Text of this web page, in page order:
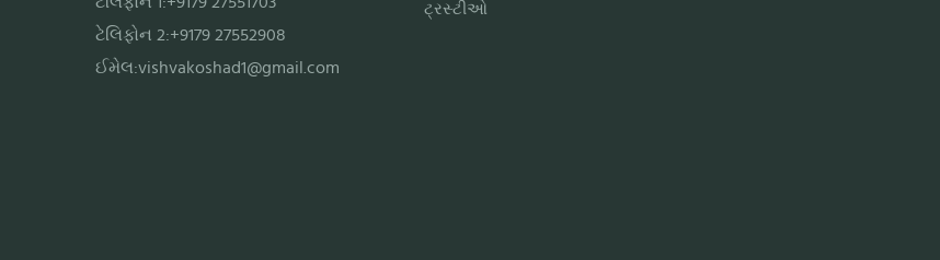
ટેલિફોન 2:+9179 27552908
ઈમેલ:vishvakoshad1@gmail.com
ટ્રસ્ટીઓ